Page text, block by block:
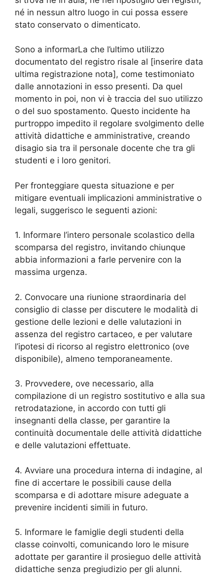
né in nessun altro luogo in cui possa essere
stato conservato o dimenticato.
Sono a informarLa che l’ultimo utilizzo
documentato del registro risale al [inserire data
ultima registrazione nota], come testimoniato
dalle annotazioni in esso presenti. Da quel
momento in poi, non vi è traccia del suo utilizzo
o del suo spostamento. Questo incidente ha
purtroppo impedito il regolare svolgimento delle
attività didattiche e amministrative, creando
disagio sia tra il personale docente che tra gli
studenti e i loro genitori.
Per fronteggiare questa situazione e per
mitigare eventuali implicazioni amministrative o
legali, suggerisco le seguenti azioni:
1. Informare l’intero personale scolastico della
scomparsa del registro, invitando chiunque
abbia informazioni a farle pervenire con la
massima urgenza.
2. Convocare una riunione straordinaria del
consiglio di classe per discutere le modalità di
gestione delle lezioni e delle valutazioni in
assenza del registro cartaceo, e per valutare
l’ipotesi di ricorso al registro elettronico (ove
disponibile), almeno temporaneamente.
3. Provvedere, ove necessario, alla
compilazione di un registro sostitutivo e alla sua
retrodatazione, in accordo con tutti gli
insegnanti della classe, per garantire la
continuità documentale delle attività didattiche
e delle valutazioni effettuate.
4. Avviare una procedura interna di indagine, al
fine di accertare le possibili cause della
scomparsa e di adottare misure adeguate a
prevenire incidenti simili in futuro.
5. Informare le famiglie degli studenti della
classe coinvolti, comunicando loro le misure
adottate per garantire il prosieguo delle attività
didattiche senza pregiudizio per gli alunni.